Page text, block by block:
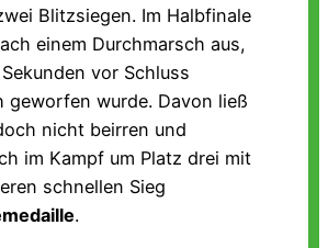
Blitzsiegen. Im Halbfinale
einem Durchmarsch aus,
vor Schluss
geworfen wurde. Davon ließ
nicht beirren und
im Kampf um Platz drei mit
schnellen Sieg
.